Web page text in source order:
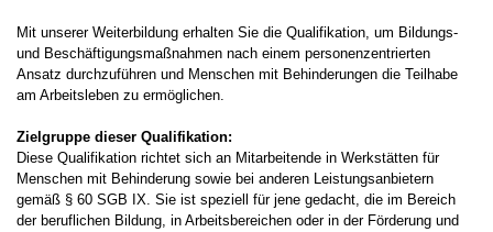
Mit unserer Weiterbildung erhalten Sie die Qualifikation, um Bildungs-
und Beschäftigungsmaßnahmen nach einem personenzentrierten
Ansatz durchzuführen und Menschen mit Behinderungen die Teilhabe
am Arbeitsleben zu ermöglichen.
Zielgruppe dieser Qualifikation:
Diese Qualifikation richtet sich an Mitarbeitende in Werkstätten für
Menschen mit Behinderung sowie bei anderen Leistungsanbietern
gemäß § 60 SGB IX. Sie ist speziell für jene gedacht, die im Bereich
der beruflichen Bildung, in Arbeitsbereichen oder in der Förderung und